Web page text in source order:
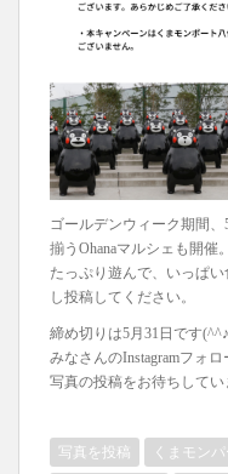
ゴールデンウィーク期間
揃うOhanaマルシェも開催。
たっぷり遊んで、いっぱ
し投稿してください。
締め切りは5月31日です(^^♪
みなさんのInstagramフォ
写真の投稿をお待ちしてい
写真を投稿 くまモン